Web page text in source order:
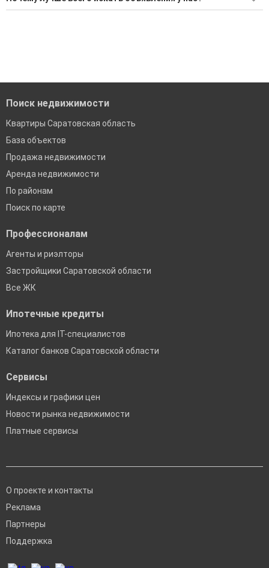
подбора подходящего вам варианта
000 Р; Средняя: 2 546 333 Р
Поиск недвижимости
Квартиры Саратовская область
База объектов
Продажа недвижимости
Аренда недвижимости
По районам
Поиск по карте
Профессионалам
Агенты и риэлторы
Застройщики Саратовской области
Все ЖК
Ипотечные кредиты
Ипотека для IT-специалистов
Каталог банков Саратовской области
Сервисы
Индексы и графики цен
Новости рынка недвижимости
Платные сервисы
О проекте и контакты
Реклама
Партнеры
Поддержка